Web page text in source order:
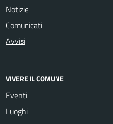
Notizie
Comunicati
Avvisi
VIVERE IL COMUNE
Eventi
Luoghi